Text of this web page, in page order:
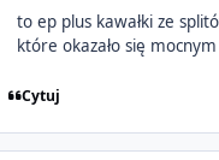
to ep plus kawałki ze
które okazało się
Cytuj